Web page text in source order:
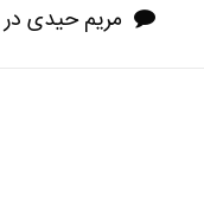
مریم حیدی در